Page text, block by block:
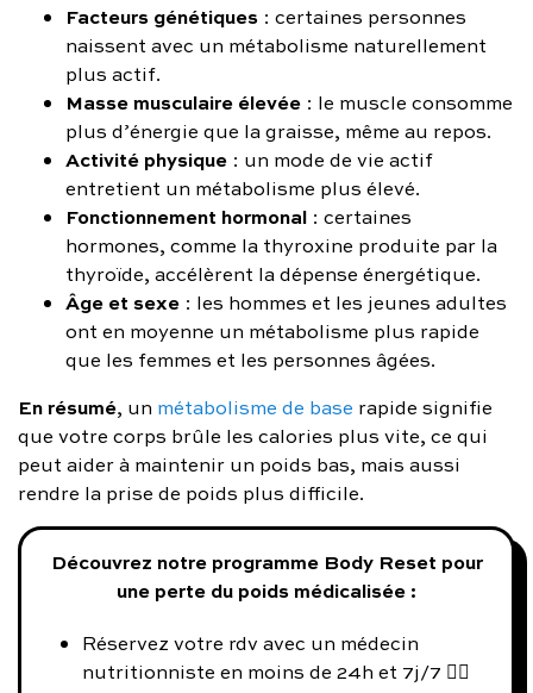
Facteurs génétiques : certaines personnes
naissent avec un métabolisme naturellement
plus actif.
Masse musculaire élevée : le muscle consomme
plus d’énergie que la graisse, même au repos.
Activité physique : un mode de vie actif
entretient un métabolisme plus élevé.
Fonctionnement hormonal : certaines
hormones, comme la thyroxine produite par la
thyroïde, accélèrent la dépense énergétique.
Âge et sexe : les hommes et les jeunes adultes
ont en moyenne un métabolisme plus rapide
que les femmes et les personnes âgées.
En résumé, un métabolisme de base rapide signifie
que votre corps brûle les calories plus vite, ce qui
peut aider à maintenir un poids bas, mais aussi
rendre la prise de poids plus difficile.
Découvrez notre programme Body Reset pour
une perte du poids médicalisée :
Réservez votre rdv avec un médecin
nutritionniste en moins de 24h et 7j/7 👨‍⚕️